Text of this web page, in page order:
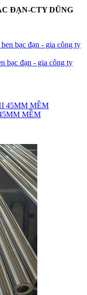
ĐẠN-CTY DŨNG
bạc đạn - gia công ty
MỀM